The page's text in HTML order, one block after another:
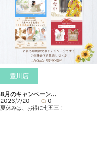
豊川店
8月のキャンペーン...
2026/7/20
0
夏休みは、お得に七五三！